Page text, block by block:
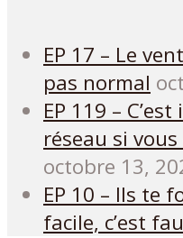
EP 17 – Le
pas normal
EP 119 –
réseau si
octobre 13,
EP 10 – Ils te
facile, c’est